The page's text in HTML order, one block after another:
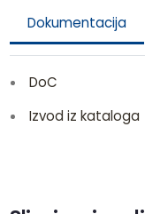
Dokumentacija
DoC
Izvod iz kataloga